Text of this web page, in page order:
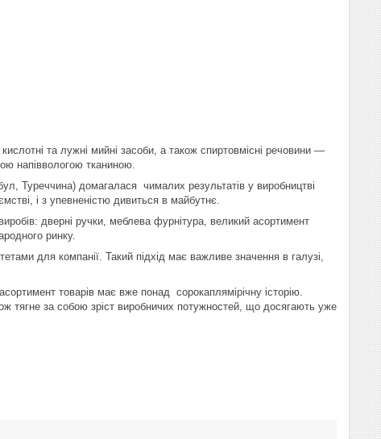
та лужні мийні засоби, а також спиртовмісні речовини —
напіввологою тканиною.
Туреччина) домагалася чималих результатів у виробництві
і з упевненістю дивиться в майбутнє.
виробів: дверні ручки, меблева фурнітура, великий асортимент
ринку.
для компанії. Такий підхід має важливе значення в галузі,
товарів має вже понад сорокаплямірічну історію.
тягне за собою зріст виробничих потужностей, що досягають уже